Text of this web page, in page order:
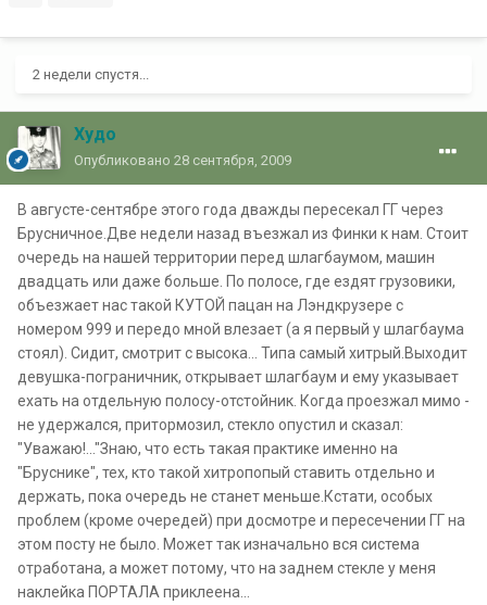
2 недели спустя...
Худо
Опубликовано 28 сентября, 2009
В августе-сентябре этого года дважды пересекал ГГ через
Брусничное.Две недели назад въезжал из Финки к нам. Стоит
очередь на нашей территории перед шлагбаумом, машин
двадцать или даже больше. По полосе, где ездят грузовики,
объезжает нас такой КУТОЙ пацан на Лэндкрузере с
номером 999 и передо мной влезает (а я первый у шлагбаума
стоял). Сидит, смотрит с высока... Типа самый хитрый.Выходит
девушка-пограничник, открывает шлагбаум и ему указывает
ехать на отдельную полосу-отстойник. Когда проезжал мимо -
не удержался, притормозил, стекло опустил и сказал:
"Уважаю!..."Знаю, что есть такая практике именно на
"Бруснике", тех, кто такой хитропопый ставить отдельно и
держать, пока очередь не станет меньше.Кстати, особых
проблем (кроме очередей) при досмотре и пересечении ГГ на
этом посту не было. Может так изначально вся система
отработана, а может потому, что на заднем стекле у меня
наклейка ПОРТАЛА приклеена...